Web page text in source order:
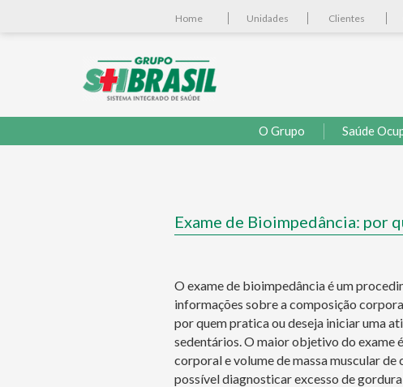
Home Unidades Clientes
O Grupo Saúde
Exame de Bioimpedância: por
O exame de bioimpedância é um
informações sobre a composição
por quem pratica ou deseja iniciar uma
sedentários. O maior objetivo do exame
corporal e volume de massa muscular
possível diagnosticar excesso de